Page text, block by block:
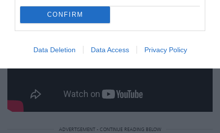
CONFIRM
Data Deletion Data Access Privacy Policy
ADVERTISEMENT - CONTINUE READING BELOW